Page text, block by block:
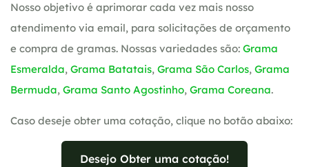
Nosso objetivo é aprimorar cada vez mais nosso
atendimento via email, para solicitações de orçamento
e compra de gramas. Nossas variedades são: Grama
Esmeralda, Grama Batatais, Grama São Carlos, Grama
Bermuda, Grama Santo Agostinho, Grama Coreana.
Caso deseje obter uma cotação, clique no botão abaixo:
Desejo Obter uma cotação!